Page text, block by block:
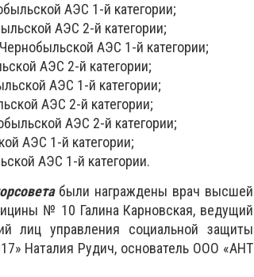
АЭС 1-й категории;
АЭС 2-й категории;
АЭС 1-й категории;
АЭС 2-й категории;
АЭС 1-й категории;
АЭС 2-й категории;
АЭС 2-й категории;
АЭС 1-й категории;
АЭС 1-й категории.
были награждены врач высшей
№ 10 Галина Карновская, ведущий
лиц управления социальной защиты
Наталия Рудич, основатель ООО «АНТ